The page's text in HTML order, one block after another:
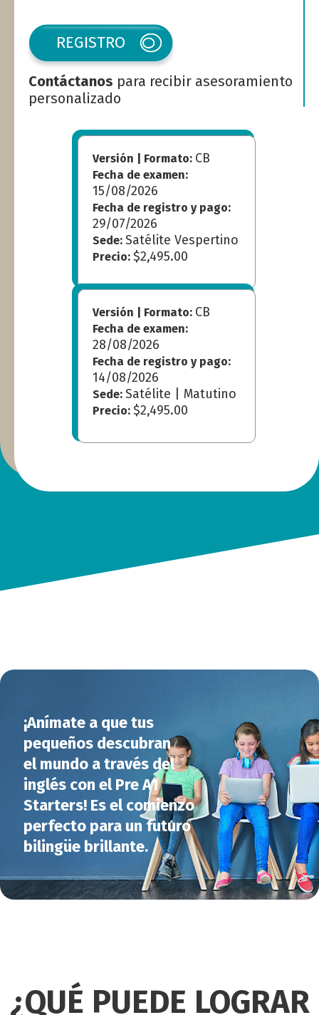
REGISTRO
Contáctanos para recibir asesoramiento
personalizado
Versión | Formato: CB
Fecha de examen:
15/08/2026
Fecha de registro y pago:
29/07/2026
Sede: Satélite Vespertino
Precio: $2,495.00
Versión | Formato: CB
Fecha de examen:
28/08/2026
Fecha de registro y pago:
14/08/2026
Sede: Satélite | Matutino
Precio: $2,495.00
¡Anímate a que tus
pequeños descubran
el mundo a través del
inglés con el Pre A1
Starters! Es el comienzo
perfecto para un futuro
bilingüe brillante.
¿QUÉ PUEDE LOGRAR